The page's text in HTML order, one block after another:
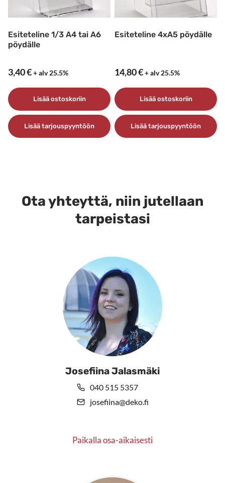
Esiteteline 1/3 A4 tai A6
pöydälle
3,40€+ alv 25.5%
Lisää ostoskoriin
Lisää tarjouspyyntöön
Esiteteline 4xA5 pöydälle
14,80€+ alv 25.5%
Lisää ostoskoriin
Lisää tarjouspyyntöön
Ota yhteyttä, niin jutellaan
tarpeistasi
Josefiina Jalasmäki
040 515 5357
josefiina@deko.fi
Paikalla osa-aikaisesti